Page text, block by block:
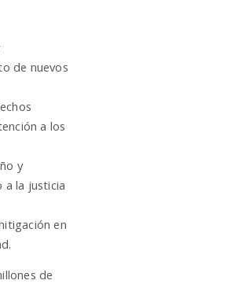
de nuevos
a los
y
a la justicia
en
de